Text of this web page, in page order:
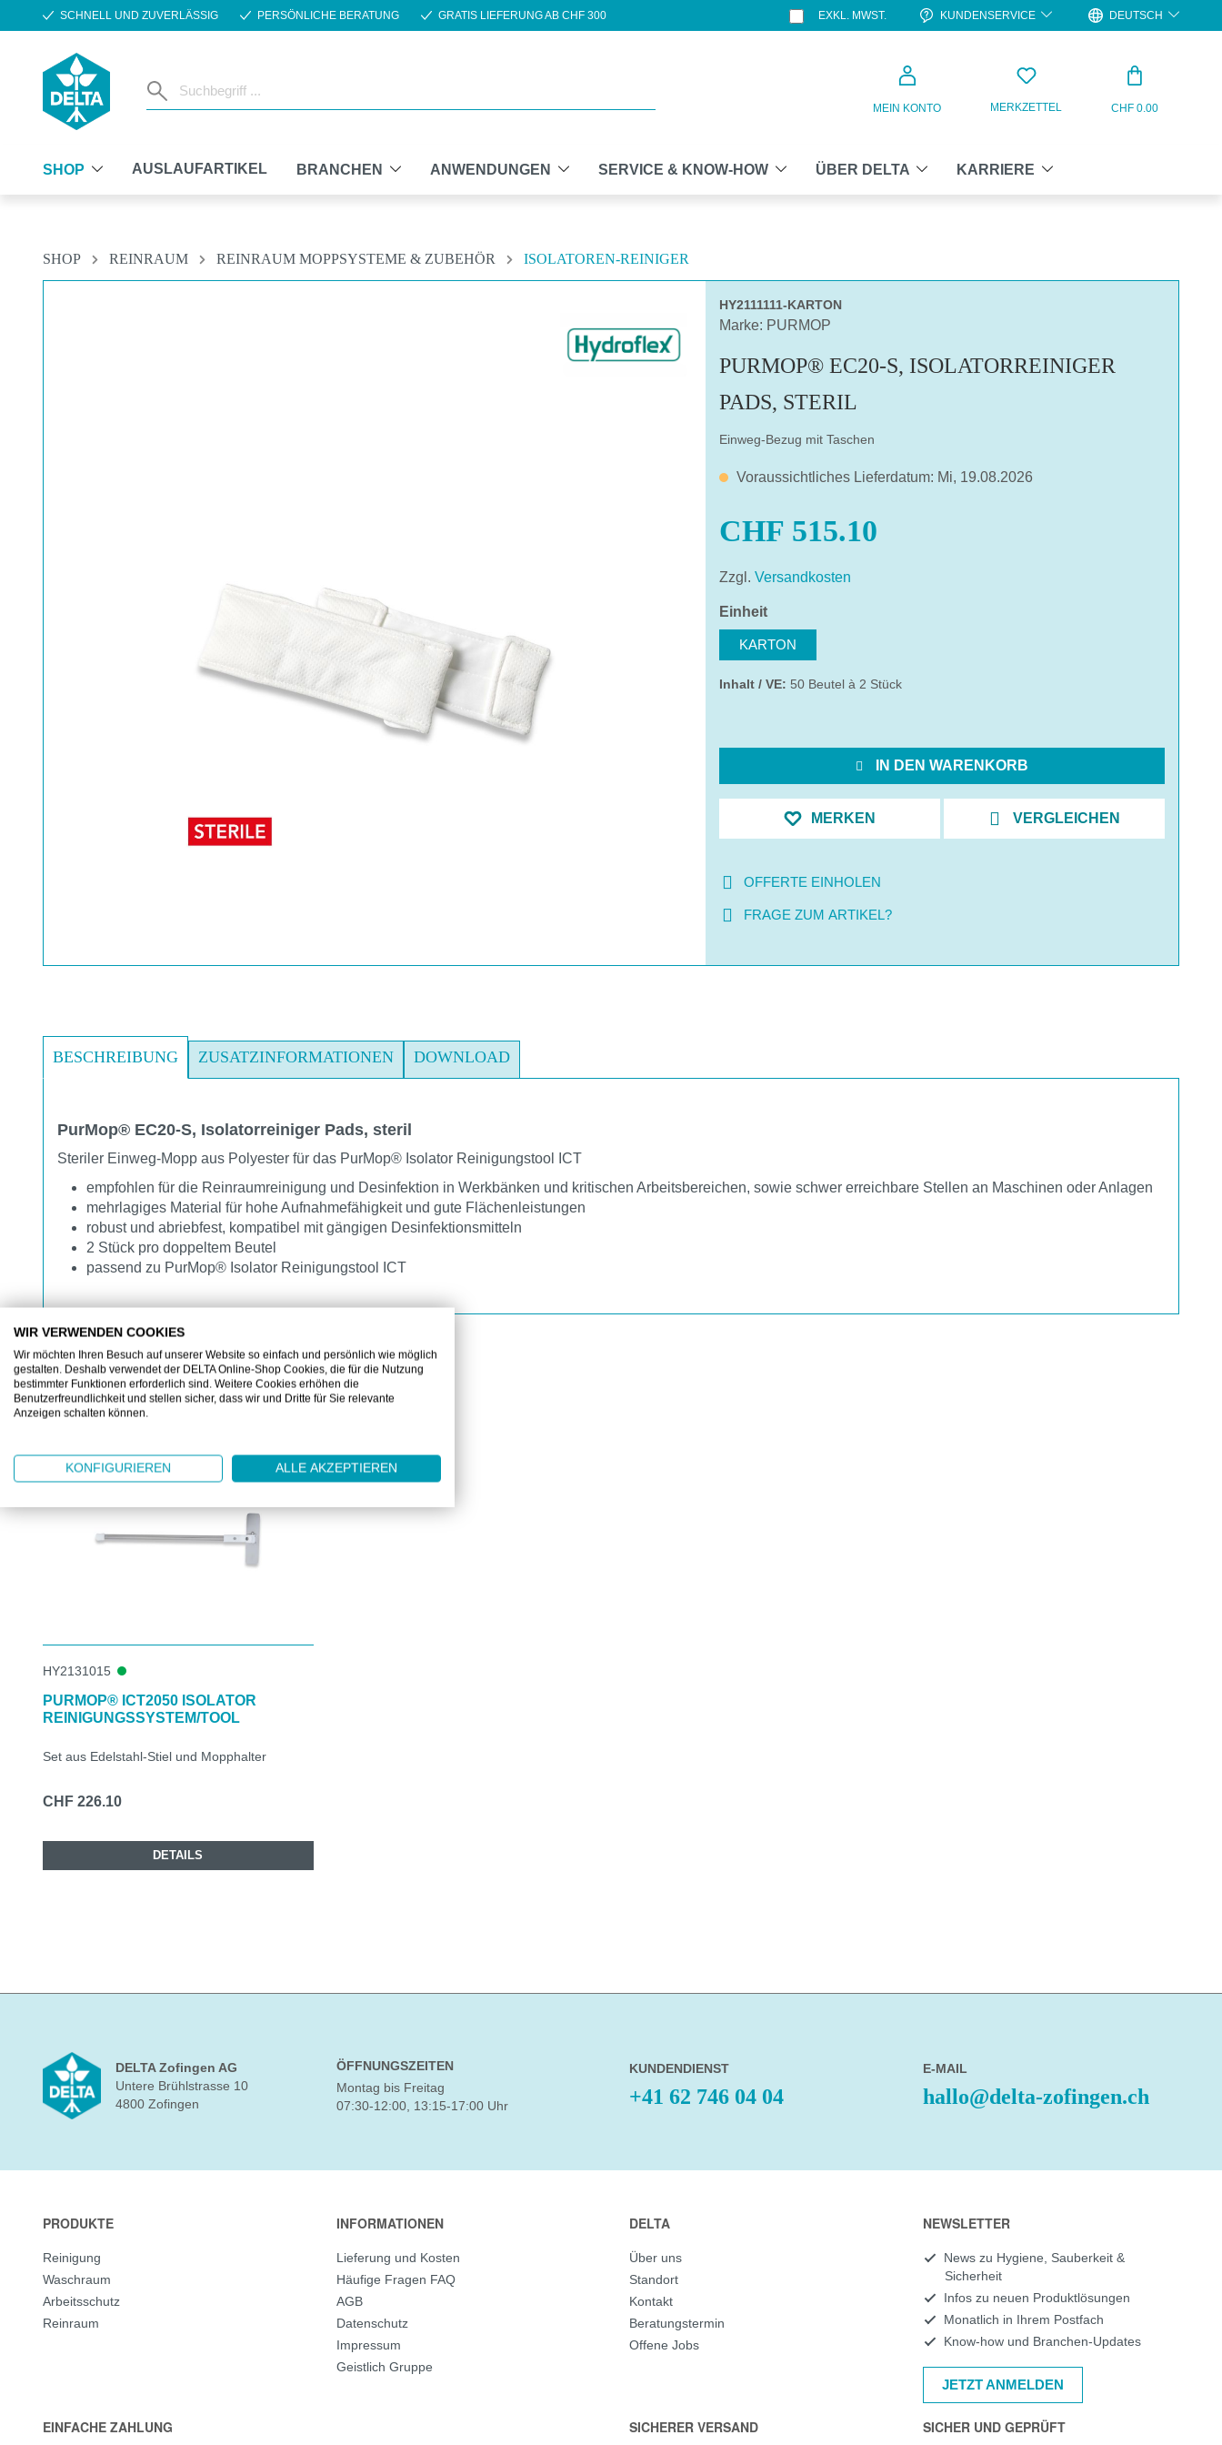
Hauptinhalt springen
Zur Suche springen
Zur Hauptnavigation springen
SCHNELL UND ZUVERLÄSSIG PERSÖNLICHE BERATUNG GRATIS LIEFERUNG AB CHF 300 EXKL. MWST. KUNDENSERVICE DEUTSCH
MEIN KONTO MERKZETTEL CHF 0.00
SHOP AUSLAUFARTIKEL BRANCHEN ANWENDUNGEN SERVICE & KNOW-HOW ÜBER DELTA KARRIERE
SHOP REINRAUM REINRAUM MOPPSYSTEME & ZUBEHÖR
ISOLATOREN-REINIGER
HY2111111-KARTON
Marke: PURMOP
PURMOP® EC20-S, ISOLATORREINIGER
PADS, STERIL
Einweg-Bezug mit Taschen
Voraussichtliches Lieferdatum: Mi, 19.08.2026
CHF 515.10
Zzgl. Versandkosten
Einheitauswählen
KARTON
Inhalt / VE: 50 Beutel à 2 Stück
IN DEN WARENKORB
MERKEN VERGLEICHEN
OFFERTE EINHOLEN
FRAGE ZUM ARTIKEL?
BESCHREIBUNG ZUSATZINFORMATIONEN DOWNLOAD
PurMop® EC20-S, Isolatorreiniger Pads, steril
Steriler Einweg-Mopp aus Polyester für das PurMop® Isolator Reinigungstool ICT
empfohlen für die Reinraumreinigung und Desinfektion in Werkbänken und kritischen Arbeitsbereichen, sowie schwer erreichbare Stellen an Maschinen oder Anlagen
mehrlagiges Material für hohe Aufnahmefähigkeit und gute Flächenleistungen
robust und abriebfest, kompatibel mit gängigen Desinfektionsmitteln
2 Stück pro doppeltem Beutel
passend zu PurMop® Isolator Reinigungstool ICT
ZUBEHÖR
HY2131015
PURMOP® ICT2050 ISOLATOR
REINIGUNGSSYSTEM/TOOL
Set aus Edelstahl-Stiel und Mopphalter
CHF 226.10
DETAILS
DELTA Zofingen AG
Untere Brühlstrasse 10
4800 Zofingen
ÖFFNUNGSZEITEN
Montag bis Freitag
07:30-12:00, 13:15-17:00 Uhr
KUNDENDIENST
+41 62 746 04 04
E-MAIL
hallo@delta-zofingen.ch
PRODUKTE
Reinigung
Waschraum
Arbeitsschutz
Reinraum
INFORMATIONEN
Lieferung und Kosten
Häufige Fragen FAQ
AGB
Datenschutz
Impressum
Geistlich Gruppe
DELTA
Über uns
Standort
Kontakt
Beratungstermin
Offene Jobs
NEWSLETTER
News zu Hygiene, Sauberkeit &
Sicherheit
Infos zu neuen Produktlösungen
Monatlich in Ihrem Postfach
Know-how und Branchen-Updates
JETZT ANMELDEN
EINFACHE ZAHLUNG SICHERER VERSAND SICHER UND GEPRÜFT
WIR VERWENDEN COOKIES
Wir möchten Ihren Besuch auf unserer Website so einfach und persönlich wie möglich
gestalten. Deshalb verwendet der DELTA Online-Shop Cookies, die für die Nutzung
bestimmter Funktionen erforderlich sind. Weitere Cookies erhöhen die
Benutzerfreundlichkeit und stellen sicher, dass wir und Dritte für Sie relevante
Anzeigen schalten können.
KONFIGURIEREN ALLE AKZEPTIEREN